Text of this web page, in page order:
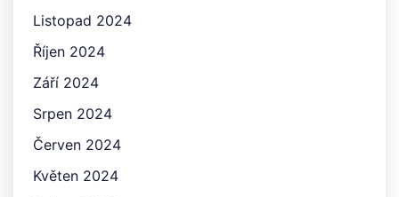
Listopad 2024
Říjen 2024
Září 2024
Srpen 2024
Červen 2024
Květen 2024